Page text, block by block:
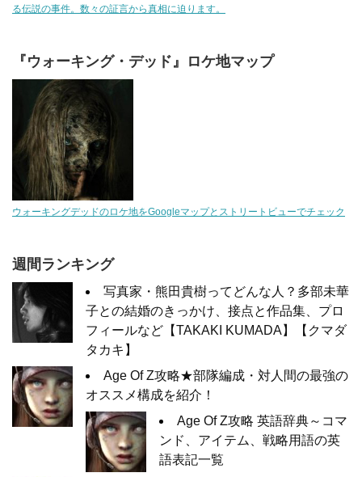
る伝説の事件。数々の証言から真相に迫ります。
『ウォーキング・デッド』ロケ地マップ
ウォーキングデッドのロケ地をGoogleマップとストリートビューでチェック
週間ランキング
写真家・熊田貴樹ってどんな人？多部未華
子との結婚のきっかけ、接点と作品集、プロ
フィールなど【TAKAKI KUMADA】【クマダ
タカキ】
Age Of Z攻略★部隊編成・対人間の最強の
オススメ構成を紹介！
Age Of Z攻略 英語辞典～コマ
ンド、アイテム、戦略用語の英
語表記一覧